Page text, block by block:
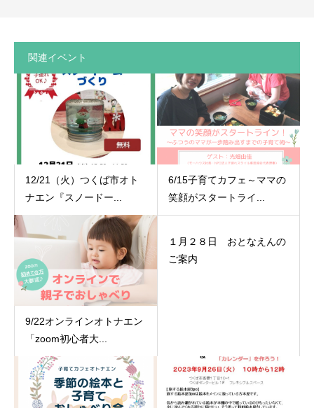
関連イベント
12/21（火）つくば市オト
ナエン『スノードー...
6/15子育てカフェ～ママの
笑顔がスタートライ...
9/22オンラインオトナエン
「zoom初心者大...
１月２８日 おとなえんの
ご案内